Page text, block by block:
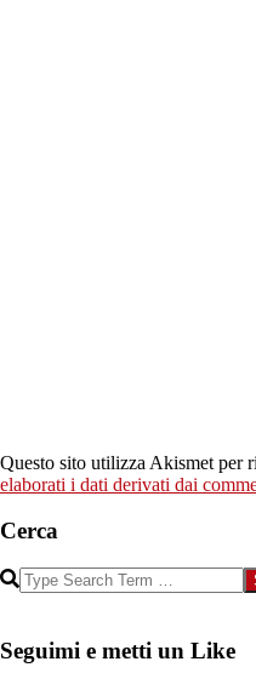
Questo sito utilizza Akismet per
elaborati i dati derivati dai
Cerca
Search
Seguimi e metti un Like